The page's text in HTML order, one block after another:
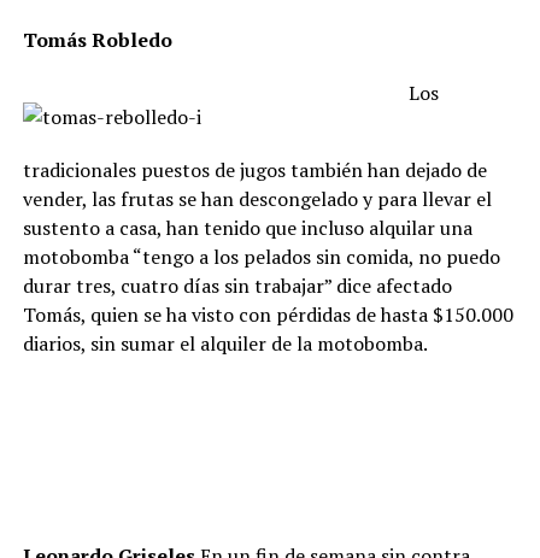
Tomás Robledo
Los
tradicionales puestos de jugos también han dejado de
vender, las frutas se han descongelado y para llevar el
sustento a casa, han tenido que incluso alquilar una
motobomba “tengo a los pelados sin comida, no puedo
durar tres, cuatro días sin trabajar” dice afectado
Tomás, quien se ha visto con pérdidas de hasta $150.000
diarios, sin sumar el alquiler de la motobomba.